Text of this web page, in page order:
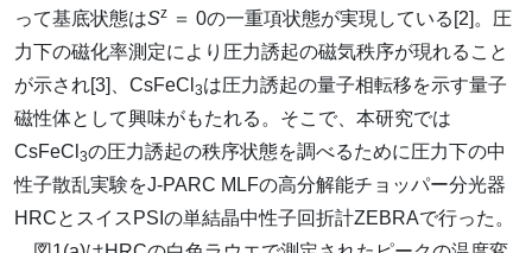
って基底状態はSz ＝ 0の一重項状態が実現している[2]。圧
力下の磁化率測定により圧力誘起の磁気秩序が現れること
が示され[3]、CsFeCl 3は圧力誘起の量子相転移を示す量子
磁性体として興味がもたれる。そこで、本研究では
CsFeCl 3の圧力誘起の秩序状態を調べるために圧力下の中
性子散乱実験をJ-PARC MLFの高分解能チョッパー分光器
HRCとスイスPSIの単結晶中性子回折計ZEBRAで行った。